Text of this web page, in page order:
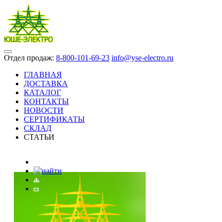
Отдел продаж: 8-800-101-69-23 info@yse-electro.ru
ГЛАВНАЯ
ДОСТАВКА
КАТАЛОГ
КОНТАКТЫ
НОВОСТИ
СЕРТИФИКАТЫ
СКЛАД
СТАТЬИ